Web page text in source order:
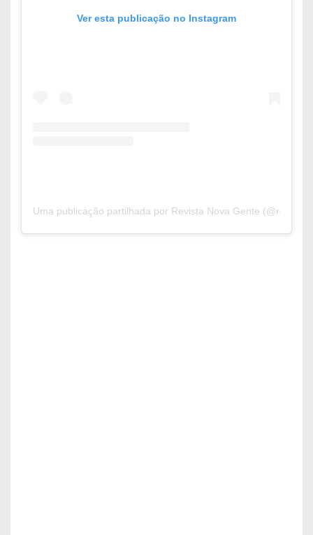
Ver esta publicação no Instagram
Uma publicação partilhada por Revista Nova Gente